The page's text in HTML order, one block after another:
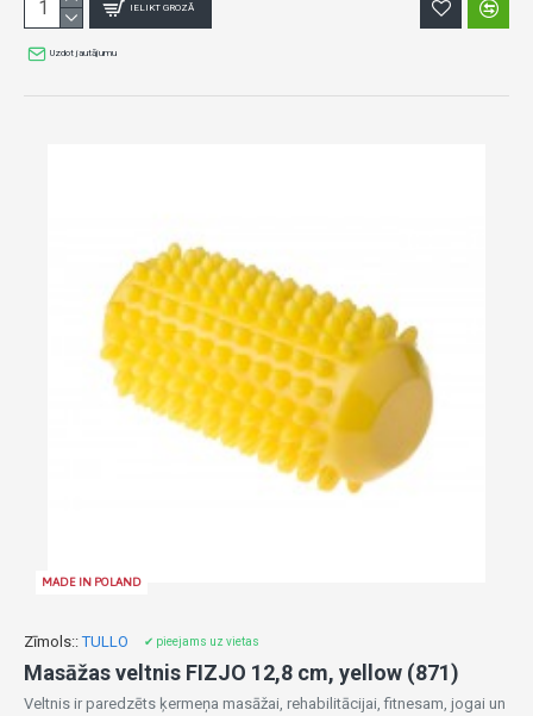
IELIKT GROZĀ
Uzdot jautājumu
MADE IN POLAND
Zīmols:: TULLO ✔ pieejams uz vietas
Masāžas veltnis FIZJO 12,8 cm, yellow (871)
Veltnis ir paredzēts ķermeņa masāžai, rehabilitācijai, fitnesam, jogai un